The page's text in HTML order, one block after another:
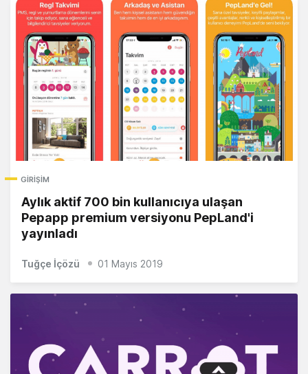
GIRIŞIM
Aylık aktif 700 bin kullanıcıya ulaşan
Pepapp premium versiyonu PepLand'i
yayınladı
Tuğçe İçözü 01 Mayıs 2019